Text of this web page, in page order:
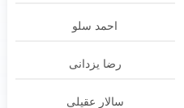
احمد سلو
رضا یزدانی
سالار عقیلی